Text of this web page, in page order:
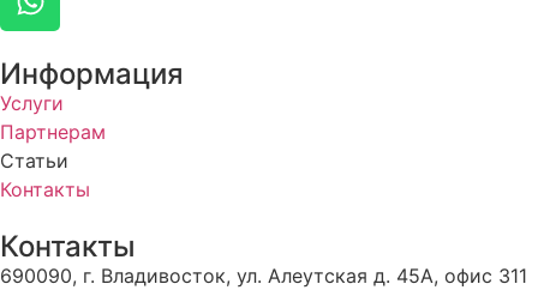
Информация
Услуги
Партнерам
Статьи
Контакты
Контакты
690090, г. Владивосток, ул. Алеутская д. 45А, офис 311